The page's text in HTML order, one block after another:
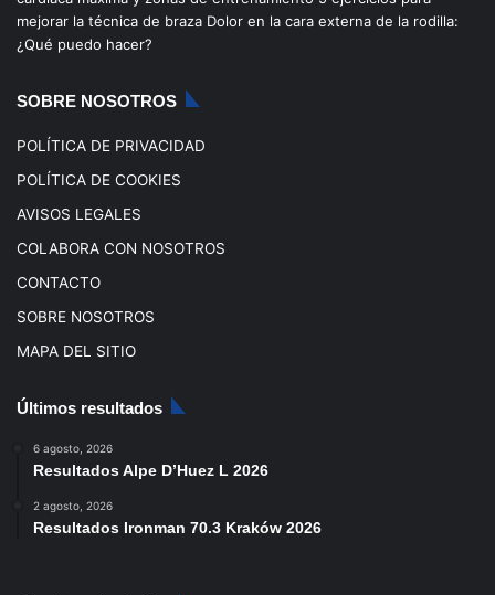
mejorar la técnica de braza Dolor en la cara externa de la rodilla:
¿Qué puedo hacer?
SOBRE NOSOTROS
POLÍTICA DE PRIVACIDAD
POLÍTICA DE COOKIES
AVISOS LEGALES
COLABORA CON NOSOTROS
CONTACTO
SOBRE NOSOTROS
MAPA DEL SITIO
Últimos resultados
6 agosto, 2026
Resultados Alpe D’Huez L 2026
2 agosto, 2026
Resultados Ironman 70.3 Kraków 2026